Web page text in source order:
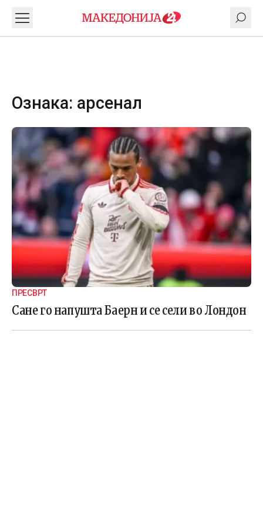
Ознака: арсенал
ПРЕСВРТ
Сане го напушта Баерн и се сели во Лондон